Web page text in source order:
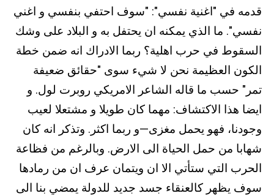
قدمه في "اغنية نفسي": "سوف احتفي بنفسي و اغني
نفسي". ما الذي يمكنه ان يحتفل به و البلاد على وشك
السقوط في حرب اهلية؟ ربما الادراك انه ضمن خطة
الكون العظيمة نحن لا شيء سوى "حقائق ضعيفة
تمر" حسب ما قاله الشاعر الامريكي روبرت لول. و
ايضا هذا الاكتشاف: مهما كان طويلا و مشتعلا لعيب
وجودنا، فهو يحمل مغزى—و ربما اكثر. وتذكر انه كان
شهابا من حمل الحياة الى الارض. وبالرغم من فظاعة
الحرب التي ستأتي الا ان ويتمان عرف ان من رمادها
سوف يظهر كالعنقاء جسد جديد للدولة يمضي بنا الى